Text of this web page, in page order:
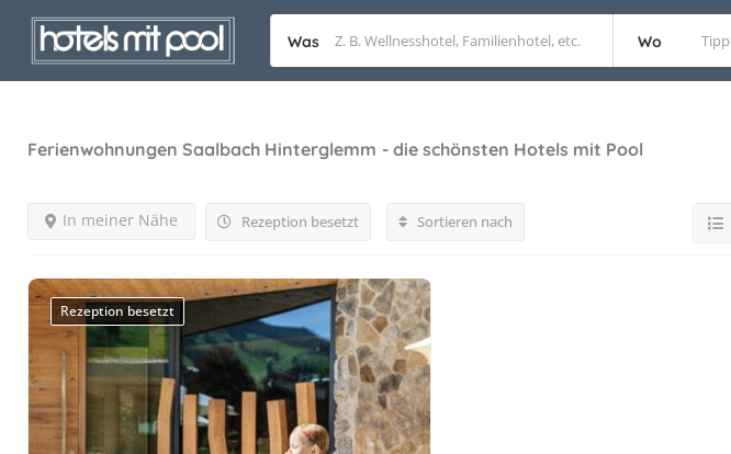
Was Wo
Ferienwohnungen Saalbach Hinterglemm - die schönsten Hotels mit Pool
Rezeption besetzt
In meiner Nähe Sortieren nach
Rezeption besetzt